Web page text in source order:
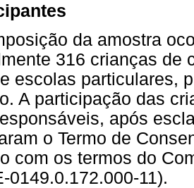
da amostra
316 crianças de
escolas particulares,
A participação das
após
o Termo de
com os termos do
0149.0.172.000-11).